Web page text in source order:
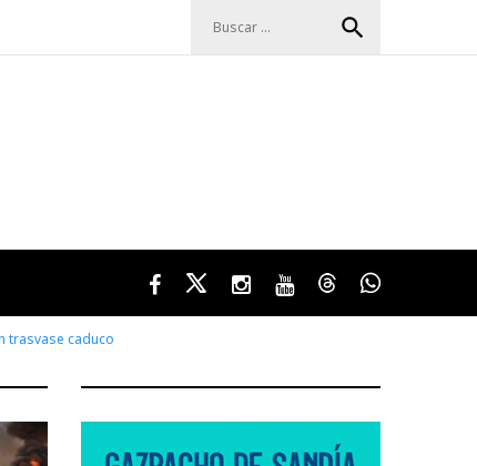
search
FacebookTwitterInstagramYoutubeThreadsWhatsApp
trasvase caduco